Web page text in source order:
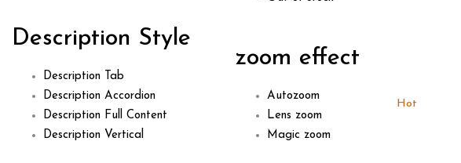
Description Style
Description Tab
Description Accordion
Description Full Content
Description Vertical
zoom effect
Autozoom
Lens zoom
Hot
Magic zoom
Hot